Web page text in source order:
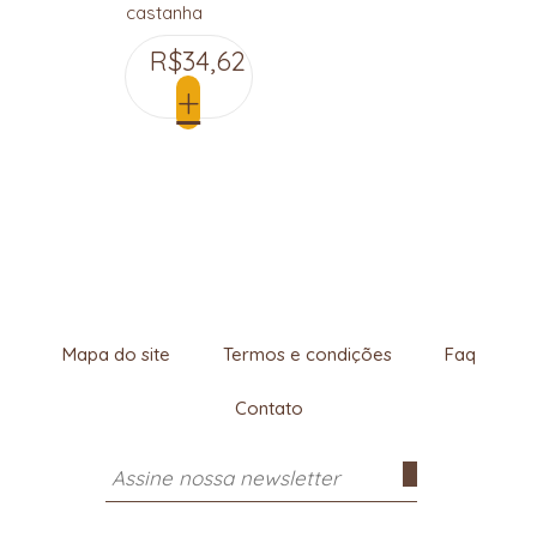
castanha
de baru
e só.
Apenas
dois
ingredientes
Cerrado!
R$34,62
+
Mapa do site Termos e condições Faq
Contato